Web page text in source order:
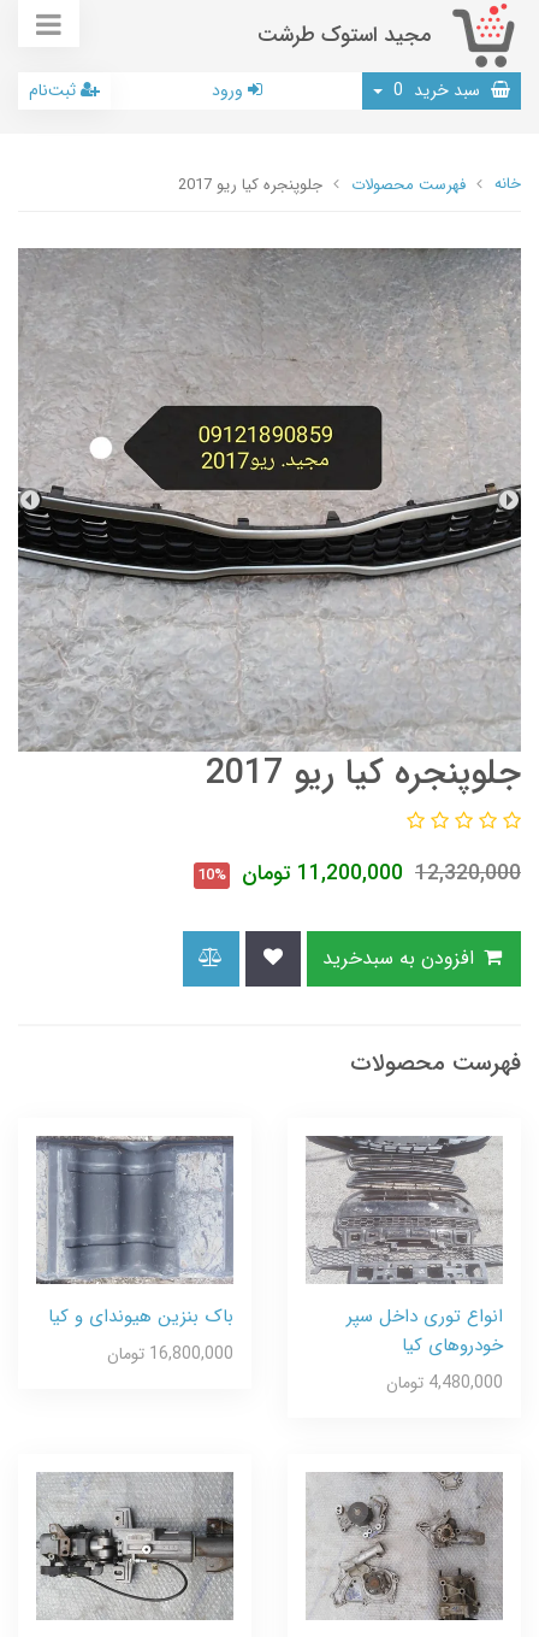
مجید استوک طرشت
سبد خرید 0 ورود ثبت‌نام
خانه فهرست محصولات جلوپنجره کیا ریو 2017
جلوپنجره کیا ریو 2017
12,320,000
11,200,000 تومان 10%
فهرست محصولات
انواع توری داخل سپر
خودروهای کیا
4,480,000 تومان
باک بنزین هیوندای و کیا
16,800,000 تومان